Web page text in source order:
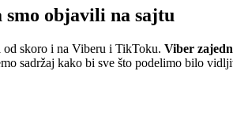
smo objavili na sajtu
od skoro i na Viberu i TikToku. Viber
sadržaj kako bi sve što podelimo bilo